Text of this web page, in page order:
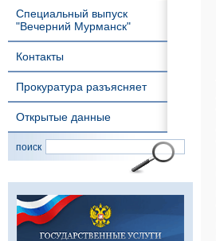
Специальный выпуск
"Вечерний Мурманск"
Контакты
Прокуратура разъясняет
Открытые данные
поиск